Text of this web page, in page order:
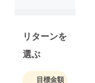
をやってい
ましたの
で、物心つ
いたときか
リターンを
選ぶ
目標金額